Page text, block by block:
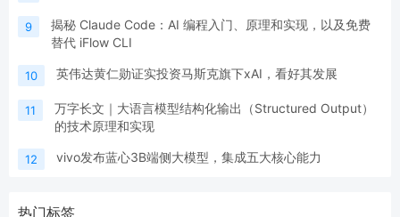
9
揭秘 Claude Code：AI 编程入门、原理和实现，以及免费
替代 iFlow CLI
10 英伟达黄仁勋证实投资马斯克旗下xAI，看好其发展
11
万字长文｜大语言模型结构化输出（Structured Output）
的技术原理和实现
12 vivo发布蓝心3B端侧大模型，集成五大核心能力
热门标签